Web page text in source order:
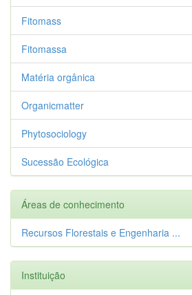
Fitomass
Fitomassa
Matéria orgânica
Organicmatter
Phytosociology
Sucessão Ecológica
Áreas de conhecimento
Recursos Florestais e Engenharia ...
Instituição